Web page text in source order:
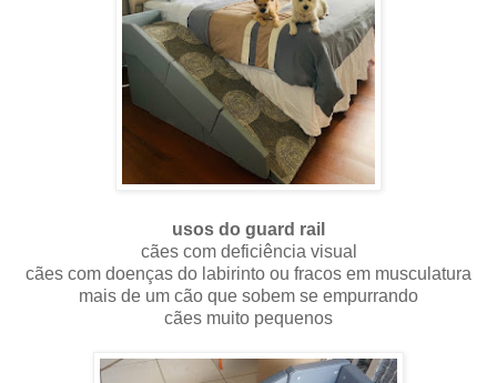
usos do guard rail
cães com deficiência visual
cães com doenças do labirinto ou fracos em musculatura
mais de um cão que sobem se empurrando
cães muito pequenos